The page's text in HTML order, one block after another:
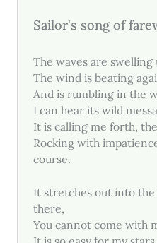
Sailor's song of
The waves are swelling
The wind is beating
And is rumbling in the
I can hear its wild
It is calling me forth,
Rocking with
course.
It stretches out into
there,
You cannot come with